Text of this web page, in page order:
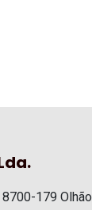
179 Olhão